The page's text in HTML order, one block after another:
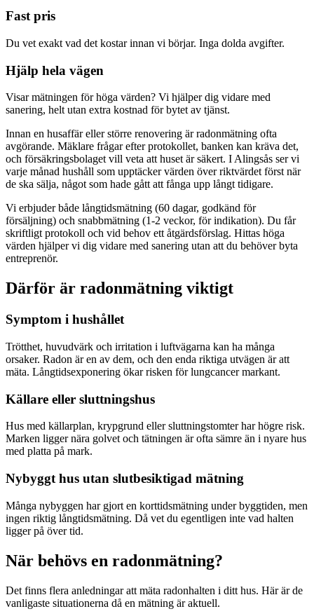
Fast pris
Du vet exakt vad det kostar innan vi börjar. Inga dolda avgifter.
Hjälp hela vägen
Visar mätningen för höga värden? Vi hjälper dig vidare med
sanering, helt utan extra kostnad för bytet av tjänst.
Innan en husaffär eller större renovering är radonmätning ofta
avgörande. Mäklare frågar efter protokollet, banken kan kräva det,
och försäkringsbolaget vill veta att huset är säkert. I Alingsås ser vi
varje månad hushåll som upptäcker värden över riktvärdet först när
de ska sälja, något som hade gått att fånga upp långt tidigare.
Vi erbjuder både långtidsmätning (60 dagar, godkänd för
försäljning) och snabbmätning (1-2 veckor, för indikation). Du får
skriftligt protokoll och vid behov ett åtgärdsförslag. Hittas höga
värden hjälper vi dig vidare med sanering utan att du behöver byta
entreprenör.
Därför är radonmätning viktigt
Symptom i hushållet
Trötthet, huvudvärk och irritation i luftvägarna kan ha många
orsaker. Radon är en av dem, och den enda riktiga utvägen är att
mäta. Långtidsexponering ökar risken för lungcancer markant.
Källare eller sluttningshus
Hus med källarplan, krypgrund eller sluttningstomter har högre risk.
Marken ligger nära golvet och tätningen är ofta sämre än i nyare hus
med platta på mark.
Nybyggt hus utan slutbesiktigad mätning
Många nybyggen har gjort en korttidsmätning under byggtiden, men
ingen riktig långtidsmätning. Då vet du egentligen inte vad halten
ligger på över tid.
När behövs en radonmätning?
Det finns flera anledningar att mäta radonhalten i ditt hus. Här är de
vanligaste situationerna då en mätning är aktuell.